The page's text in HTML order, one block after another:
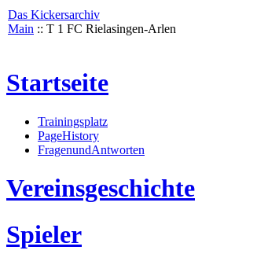
Das Kickersarchiv
Main :: T 1 FC Rielasingen-Arlen
Startseite
Trainingsplatz
PageHistory
FragenundAntworten
Vereinsgeschichte
Spieler